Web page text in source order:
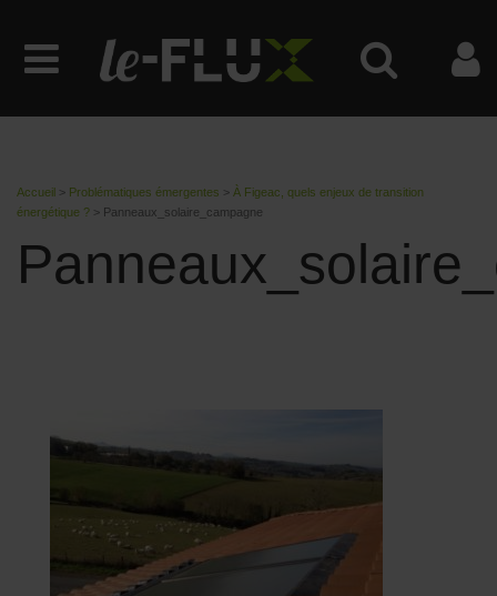
Accueil > Problématiques émergentes > À Figeac, quels enjeux de transition
énergétique ? > Panneaux_solaire_campagne